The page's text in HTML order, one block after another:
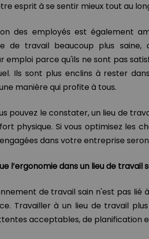
esprit à se sentir mieux tout au
des employés est également
de travail beaucoup plus
emploi parce qu'ils ne sont pas
Ils sont plus enclins à rester
manière qui profite à tous.
pouvez le constater, un lieu de
physique. Si vous optimisez les
dans votre entreprise
l’ergonomie dans un lieu de travail
de travail sain n'est pas lié
Travailler à un lieu de travail
acceptables, de planification